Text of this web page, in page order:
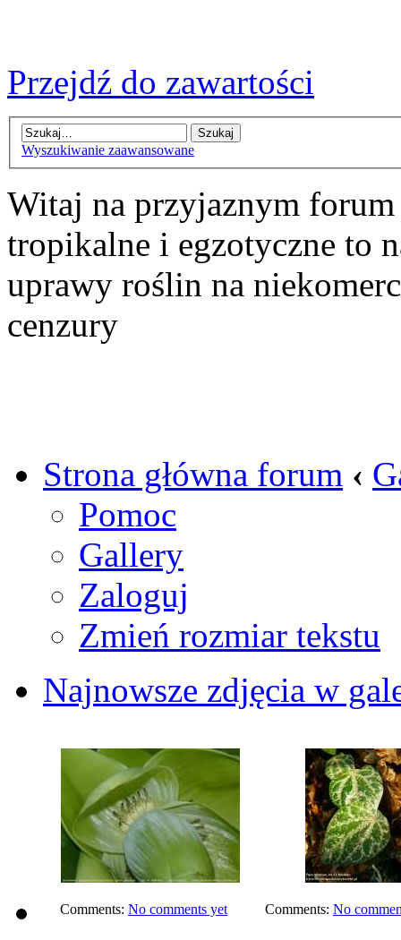
Przejdź do zawartości
Wyszukiwanie zaawansowane
Witaj na przyjaznym
tropikalne i egzotyczne to
uprawy roślin na
cenzury
Strona główna forum ‹
Pomoc
Gallery
Zaloguj
Zmień rozmiar tekstu
Najnowsze zdjęcia w
Comments: No comments yet Comments: No